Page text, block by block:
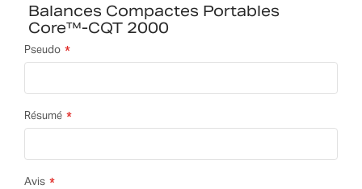
Balances Compactes Portables
Core™-CQT 2000
Pseudo
Résumé
Avis